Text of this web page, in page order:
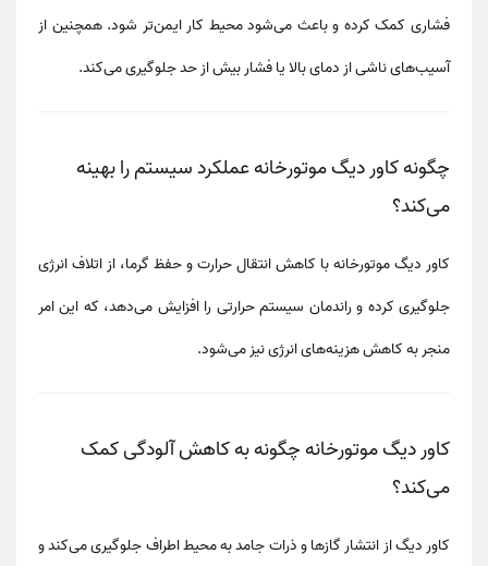
فشاری کمک کرده و باعث می‌شود محیط کار ایمن‌تر شود. همچنین از
آسیب‌های ناشی از دمای بالا یا فشار بیش از حد جلوگیری می‌کند.
چگونه کاور دیگ موتورخانه عملکرد سیستم را بهینه
می‌کند؟
کاور دیگ موتورخانه با کاهش انتقال حرارت و حفظ گرما، از اتلاف انرژی
جلوگیری کرده وراندمان سیستم حرارتی را افزایش می‌دهد، که این امر
منجر به کاهش هزینه‌های انرژی نیز می‌شود.
کاور دیگ موتورخانه چگونه به کاهش آلودگی کمک
می‌کند؟
کاور دیگ ازانتشار گازها و ذرات جامدبه محیط اطراف جلوگیری می‌کند و